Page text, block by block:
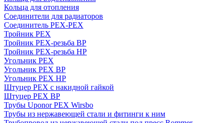
Кольца для отопления
Соединители для радиаторов
Соединитель PEX-PEX
Тройник PEX
Тройник PEX-резьба ВР
Тройник PEX-резьба НР
Угольник PEX
Угольник PEX ВР
Угольник PEX НР
Штуцер PEX c накидной гайкой
Штуцер PEX ВР
Трубы Uponor PEX Wirsbo
Трубы из нержавеющей стали и фитинги к ним